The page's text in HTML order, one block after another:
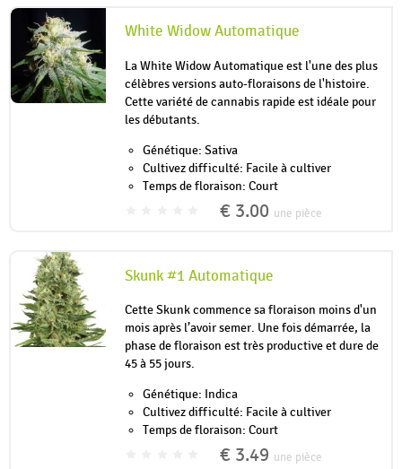
White Widow Automatique
La White Widow Automatique est l'une des plus
célèbres versions auto-floraisons de l'histoire.
Cette variété de cannabis rapide est idéale pour
les débutants.
Génétique: Sativa
Cultivez difficulté: Facile à cultiver
Temps de floraison: Court
€ 3.00 une pièce
Skunk #1 Automatique
Cette Skunk commence sa floraison moins d'un
mois après l’avoir semer. Une fois démarrée, la
phase de floraison est très productive et dure de
45 à 55 jours.
Génétique: Indica
Cultivez difficulté: Facile à cultiver
Temps de floraison: Court
€ 3.49 une pièce